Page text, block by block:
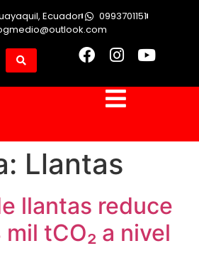
Ecuador
0993701151
Llantas
llantas reduce
tCO₂ a nivel